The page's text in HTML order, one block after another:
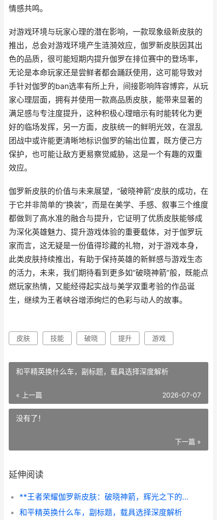
情感共鸣。
对游戏环境与玩家心理的潜在影响，一款现象级新皮肤的
推出，总会对游戏环境产生涟漪效应，伽罗新皮肤因其出
色的品质，很可能短期内提升伽罗在排位赛中的登场率，
无论是本命玩家还是尝鲜者都会踊跃使用，这可能导致对
手针对伽罗的ban选率有所上升，间接影响阵容博弈，从玩
家心理层面，拥有并使用一款高品质皮肤，能带来显著的
满足感与专注度提升，这种积极心理暗示有时能转化为更
好的临场发挥，另一方面，皮肤统一的鲜明光效，在混乱
团战中或许能更清晰地标识伽罗的输出位置，既方便己方
保护，也可能让敌方更易察觉威胁，这是一个有趣的双重
效应。
伽罗新皮肤的价值与未来展望，“破晓神箭”皮肤的成功，在
于它并非简单的“换装”，而是在美学、手感、叙事三个维度
都做到了高水准的融合与提升，它证明了优质皮肤能够成
为深化英雄魅力、提升游戏体验的重要载体，对于伽罗玩
家而言，这无疑是一份值得珍藏的礼物，对于游戏本身，
此类皮肤持续推出，有助于保持英雄的新鲜感与游戏生态
的活力，未来，我们期待看到更多如“破晓神箭”般，既能点
燃玩家热情，又能经得起实战与美学双重考验的作品诞
生，继续为王者峡谷增添绚烂的色彩与动人的故事。
皮肤 技能 破晓 提升 游戏
和平精英换什么车，副标题，载具选择深度解析
« 上一篇 2026-07-07
没有了！
下一篇 »
延伸阅读
**王者荣耀伽罗新皮肤：破晓神箭，辉光之下的美学与战略交响，副标题：从视觉革新到实战意蕴的深度解析**
和平精英换什么车，副标题，载具选择深度解析